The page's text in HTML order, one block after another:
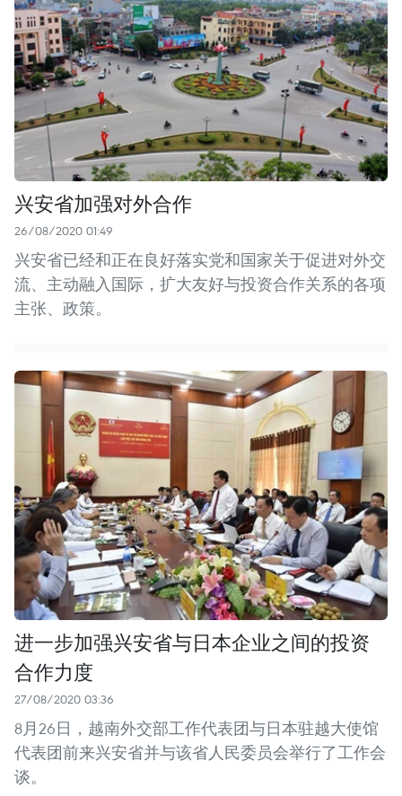
兴安省加强对外合作
26/08/2020 01:49
兴安省已经和正在良好落实党和国家关于促进对外交
流、主动融入国际，扩大友好与投资合作关系的各项
主张、政策。
进一步加强兴安省与日本企业之间的投资
合作力度
27/08/2020 03:36
8月26日，越南外交部工作代表团与日本驻越大使馆
代表团前来兴安省并与该省人民委员会举行了工作会
谈。